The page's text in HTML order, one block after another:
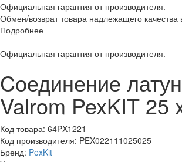
Официальная гарантия от производителя.
Обмен/возврат товара надлежащего качества
Подробнее
Официальная гарантия от производителя.
Cоединение
Valrom PexKIT 25
Код товара: 64PX1221
Код производителя: PEX022111025025
Бренд: PexKit